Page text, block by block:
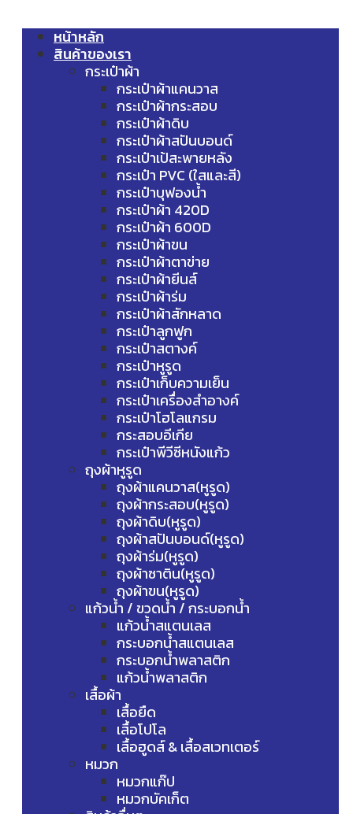
หน้าหลัก
สินค้าของเรา
กระเป๋าผ้า
กระเป๋าผ้าแคนวาส
กระเป๋าผ้ากระสอบ
กระเป๋าผ้าดิบ
กระเป๋าผ้าสปันบอนด์
กระเป๋าเป้สะพายหลัง
กระเป๋า PVC (ใสและสี)
กระเป๋าบุฟองน้ำ
กระเป๋าผ้า 420D
กระเป๋าผ้า 600D
กระเป๋าผ้าขน
กระเป๋าผ้าตาข่าย
กระเป๋าผ้ายีนส์
กระเป๋าผ้าร่ม
กระเป๋าผ้าสักหลาด
กระเป๋าลูกฟูก
กระเป๋าสตางค์
กระเป๋าหูรูด
กระเป๋าเก็บความเย็น
กระเป๋าเครื่องสำอางค์
กระเป๋าโฮโลแกรม
กระสอบอีเกีย
กระเป๋าพีวีซีหนังแก้ว
ถุงผ้าหูรูด
ถุงผ้าแคนวาส(หูรูด)
ถุงผ้ากระสอบ(หูรูด)
ถุงผ้าดิบ(หูรูด)
ถุงผ้าสปันบอนด์(หูรูด)
ถุงผ้าร่ม(หูรูด)
ถุงผ้าซาติน(หูรูด)
ถุงผ้าขน(หูรูด)
แก้วน้ำ / ขวดน้ำ / กระบอกน้ำ
แก้วน้ำสแตนเลส
กระบอกน้ำสแตนเลส
กระบอกน้ำพลาสติก
แก้วน้ำพลาสติก
เสื้อผ้า
เสื้อยืด
เสื้อโปโล
เสื้อฮูดส์ & เสื้อสเวทเตอร์
หมวก
หมวกแก๊ป
หมวกบัคเก็ต